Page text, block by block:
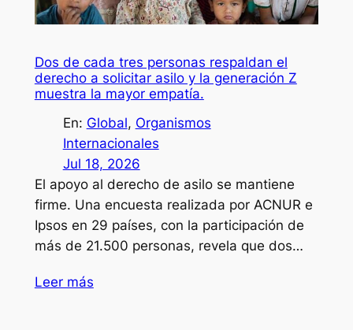
Dos de cada tres personas respaldan el
derecho a solicitar asilo y la generación Z
muestra la mayor empatía.
En: Global, Organismos
Internacionales
Jul 18, 2026
El apoyo al derecho de asilo se mantiene
firme. Una encuesta realizada por ACNUR e
Ipsos en 29 países, con la participación de
más de 21.500 personas, revela que dos…
Leer más